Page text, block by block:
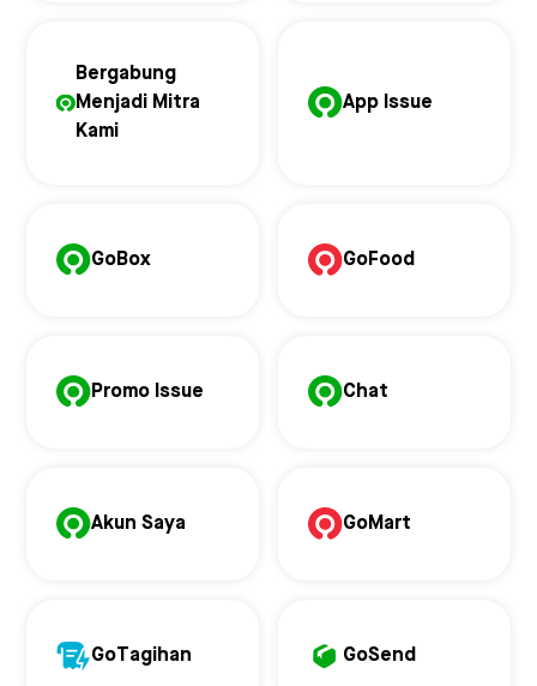
Bergabung
Menjadi Mitra
Kami
App Issue
GoBox GoFood
Promo Issue Chat
Akun Saya GoMart
GoTagihan GoSend